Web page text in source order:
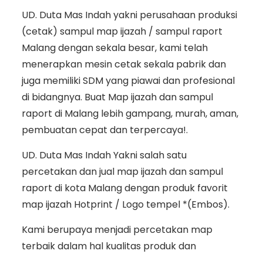
UD. Duta Mas Indah yakni perusahaan produksi
(cetak) sampul map ijazah / sampul raport
Malang dengan sekala besar, kami telah
menerapkan mesin cetak sekala pabrik dan
juga memiliki SDM yang piawai dan profesional
di bidangnya. Buat Map ijazah dan sampul
raport di Malang lebih gampang, murah, aman,
pembuatan cepat dan terpercaya!.
UD. Duta Mas Indah Yakni salah satu
percetakan dan jual map ijazah dan sampul
raport di kota Malang dengan produk favorit
map ijazah Hotprint / Logo tempel *(Embos).
Kami berupaya menjadi percetakan map
terbaik dalam hal kualitas produk dan